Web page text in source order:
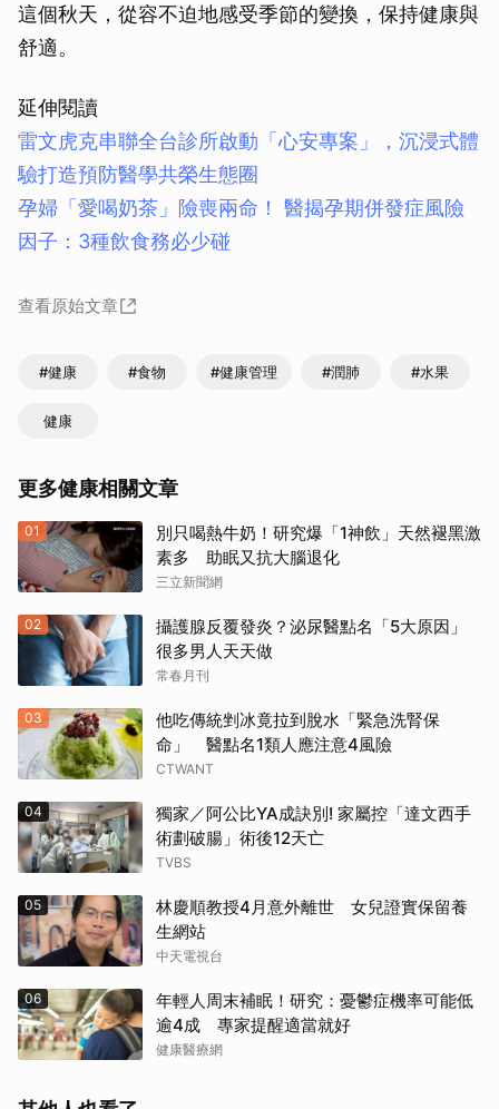
這個秋天，從容不迫地感受季節的變換，保持健康與
舒適。
延伸閱讀
雷文虎克串聯全台診所啟動「心安專案」，沉浸式體
驗打造預防醫學共榮生態圈
孕婦「愛喝奶茶」險喪兩命！ 醫揭孕期併發症風險
因子：3種飲食務必少碰
查看原始文章
#健康 #食物 #健康管理 #潤肺 #水果
健康
更多健康相關文章
01
別只喝熱牛奶！研究爆「1神飲」天然褪黑激
素多 助眠又抗大腦退化
三立新聞網
02
攝護腺反覆發炎？泌尿醫點名「5大原因」
很多男人天天做
常春月刊
03
他吃傳統剉冰竟拉到脫水「緊急洗腎保
命」 醫點名1類人應注意4風險
CTWANT
04
獨家／阿公比YA成訣別! 家屬控「達文西手
術劃破腸」術後12天亡
TVBS
05
林慶順教授4月意外離世 女兒證實保留養
生網站
中天電視台
06
年輕人周末補眠！研究：憂鬱症機率可能低
逾4成 專家提醒適當就好
健康醫療網